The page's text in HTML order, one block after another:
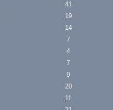
41
19
14
7
4
7
9
20
11